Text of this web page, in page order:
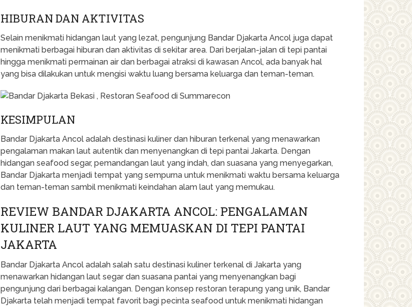
HIBURAN DAN AKTIVITAS
Selain menikmati hidangan laut yang lezat, pengunjung Bandar Djakarta Ancol juga dapat
menikmati berbagai hiburan dan aktivitas di sekitar area. Dari berjalan-jalan di tepi pantai
hingga menikmati permainan air dan berbagai atraksi di kawasan Ancol, ada banyak hal
yang bisa dilakukan untuk mengisi waktu luang bersama keluarga dan teman-teman.
KESIMPULAN
Bandar Djakarta Ancol adalah destinasi kuliner dan hiburan terkenal yang menawarkan
pengalaman makan laut autentik dan menyenangkan di tepi pantai Jakarta. Dengan
hidangan seafood segar, pemandangan laut yang indah, dan suasana yang menyegarkan,
Bandar Djakarta menjadi tempat yang sempurna untuk menikmati waktu bersama keluarga
dan teman-teman sambil menikmati keindahan alam laut yang memukau.
REVIEW BANDAR DJAKARTA ANCOL: PENGALAMAN
KULINER LAUT YANG MEMUASKAN DI TEPI PANTAI
JAKARTA
Bandar Djakarta Ancol adalah salah satu destinasi kuliner terkenal di Jakarta yang
menawarkan hidangan laut segar dan suasana pantai yang menyenangkan bagi
pengunjung dari berbagai kalangan. Dengan konsep restoran terapung yang unik, Bandar
Djakarta telah menjadi tempat favorit bagi pecinta seafood untuk menikmati hidangan